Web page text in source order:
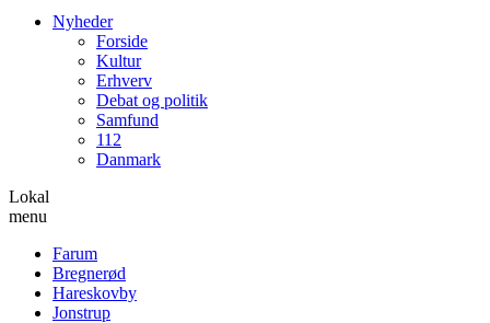
Nyheder
Forside
Kultur
Erhverv
Debat og politik
Samfund
112
Danmark
Lokal
menu
Farum
Bregnerød
Hareskovby
Jonstrup